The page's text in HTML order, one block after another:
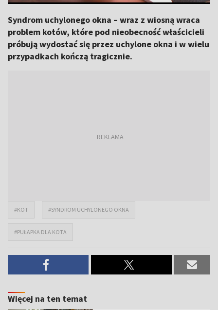
Syndrom uchylonego okna – wraz z wiosną wraca
problem kotów, które pod nieobecność właścicieli
próbują wydostać się przez uchylone okna i w wielu
przypadkach kończą tragicznie.
#KOT #SYNDROM UCHYLONEGO OKNA
#PUŁAPKA DLA KOTA
Więcej na ten temat